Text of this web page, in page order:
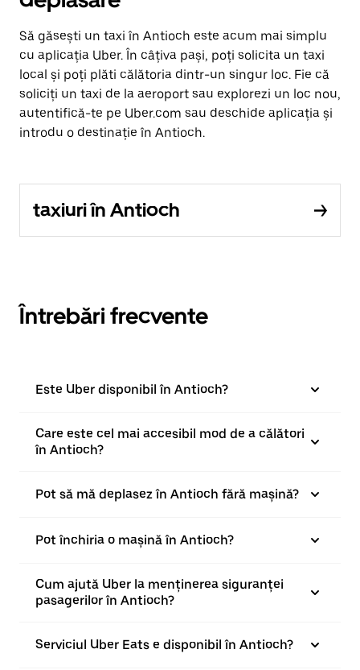
Să găsești un taxi în Antioch este acum mai simplu
cu aplicația Uber. În câțiva pași, poți solicita un taxi
local și poți plăti călătoria dintr-un singur loc. Fie că
soliciți un taxi de la aeroport sau explorezi un loc nou,
autentifică-te pe Uber.com sau deschide aplicația și
introdu o destinație în Antioch.
taxiuri în Antioch
Întrebări frecvente
Este Uber disponibil în Antioch?
Care este cel mai accesibil mod de a călători
în Antioch?
Pot să mă deplasez în Antioch fără mașină?
Pot închiria o mașină în Antioch?
Cum ajută Uber la menținerea siguranței
pasagerilor în Antioch?
Serviciul Uber Eats e disponibil în Antioch?